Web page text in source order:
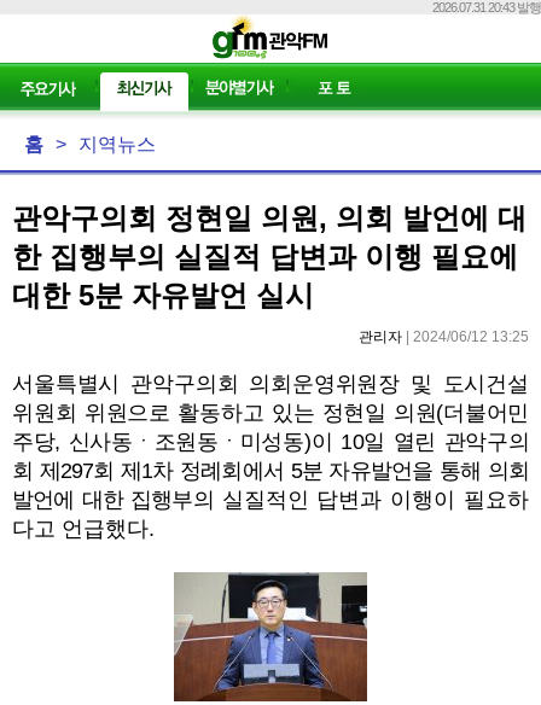
2026.07.31 20:43 발행
홈 > 지역뉴스
관악구의회 정현일 의원, 의회 발언에 대
한 집행부의 실질적 답변과 이행 필요에
대한 5분 자유발언 실시
관리자 | 2024/06/12 13:25
서울특별시 관악구의회 의회운영위원장 및 도시건설
위원회 위원으로 활동하고 있는 정현일 의원(더불어민
주당, 신사동ㆍ조원동ㆍ미성동)이 10일 열린 관악구의
회 제 297회 제 1차 정례회에서 5분 자유발언을 통해 의회
발언에 대한 집행부의 실질적인 답변과 이행이 필요하
다고 언급했다.